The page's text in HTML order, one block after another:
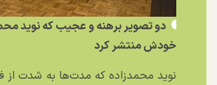
دو تصویر برهنه و عجیب که نوید
خودش منتشر کرد
نوید محمدزاده که مدت‌ها به شدت